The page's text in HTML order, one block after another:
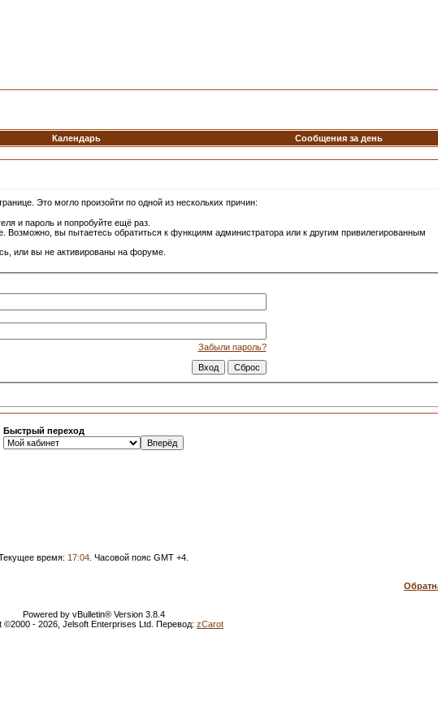
Календарь Сообщения за день
Это могло произойти по одной из нескольких причин:
и пароль и попробуйте ещё раз.
Возможно, вы пытаетесь обратиться к функциям администратора или к другим привилегированным
или вы не активированы на форуме.
Забыли пароль?
Быстрый переход
время: 17:04 . Часовой пояс GMT +4.
Powered by vBulletin® Version 3.8.4
©2000 - 2026, Jelsoft Enterprises Ltd. Перевод: zCarot